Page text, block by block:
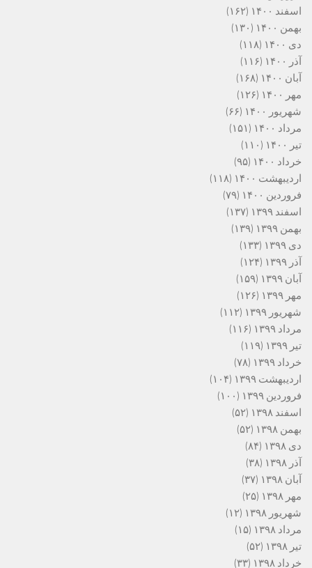
اسفند ۱۴۰۰
(۱۶۲)
بهمن ۱۴۰۰
(۱۳۰)
دی ۱۴۰۰
(۱۱۸)
آذر ۱۴۰۰
(۱۱۶)
آبان ۱۴۰۰
(۱۶۸)
مهر ۱۴۰۰
(۱۲۶)
شهریور ۱۴۰۰
(۶۶)
مرداد ۱۴۰۰
(۱۵۱)
تیر ۱۴۰۰
(۱۱۰)
خرداد ۱۴۰۰
(۹۵)
اردیبهشت ۱۴۰۰
(۱۱۸)
فروردین ۱۴۰۰
(۷۹)
اسفند ۱۳۹۹
(۱۳۷)
بهمن ۱۳۹۹
(۱۳۹)
دی ۱۳۹۹
(۱۳۳)
آذر ۱۳۹۹
(۱۲۴)
آبان ۱۳۹۹
(۱۵۹)
مهر ۱۳۹۹
(۱۲۶)
شهریور ۱۳۹۹
(۱۱۲)
مرداد ۱۳۹۹
(۱۱۶)
تیر ۱۳۹۹
(۱۱۹)
خرداد ۱۳۹۹
(۷۸)
اردیبهشت ۱۳۹۹
(۱۰۴)
فروردین ۱۳۹۹
(۱۰۰)
اسفند ۱۳۹۸
(۵۲)
بهمن ۱۳۹۸
(۵۲)
دی ۱۳۹۸
(۸۴)
آذر ۱۳۹۸
(۳۸)
آبان ۱۳۹۸
(۳۷)
مهر ۱۳۹۸
(۲۵)
شهریور ۱۳۹۸
(۱۲)
مرداد ۱۳۹۸
(۱۵)
تیر ۱۳۹۸
(۵۲)
خرداد ۱۳۹۸
(۳۳)